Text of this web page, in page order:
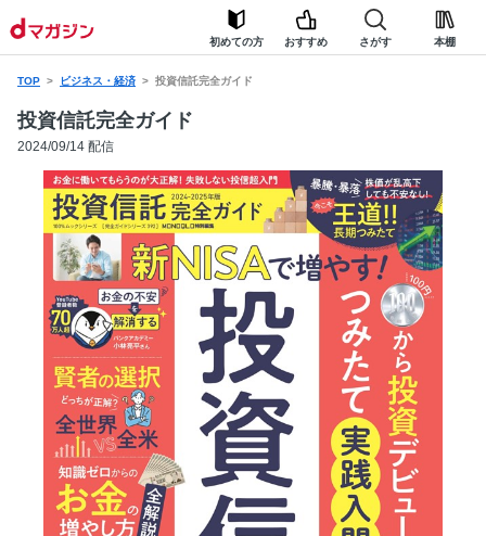
初めての方 おすすめ さがす 本棚
TOP ビジネス・経済 投資信託完全ガイド
投資信託完全ガイド
2024/09/14 配信